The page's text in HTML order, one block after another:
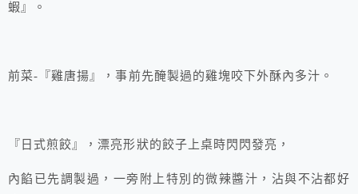
蝦』。
前菜-『雞唐揚』，事前先醃製過的雞塊咬下外酥內多汁。
『日式煎餃』，漂亮形狀的餃子上桌時閃閃發亮，
內餡已先調製過，一旁附上特別的微辣醬汁，沾與不沾都好